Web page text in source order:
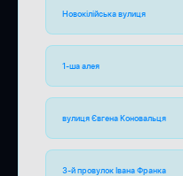
Новокілійська вулиця
1-ша алея
вулиця Євгена Коновальця
3-й провулок Івана Франка